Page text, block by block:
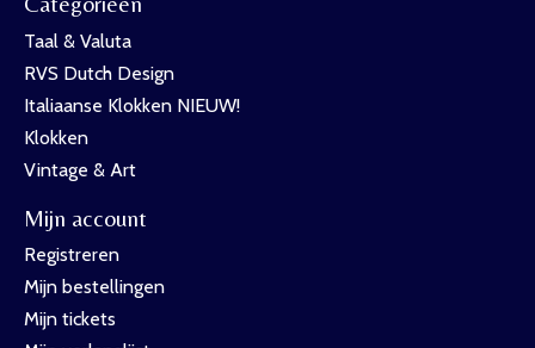
Taal & Valuta
RVS Dutch Design
Italiaanse Klokken NIEUW!
Klokken
Vintage & Art
Mijn account
Registreren
Mijn bestellingen
Mijn tickets